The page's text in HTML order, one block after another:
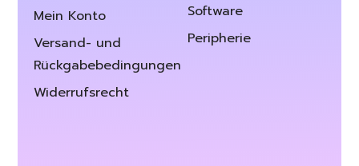
Mein Konto
Versand- und
Rückgabebedingungen
Widerrufsrecht
Software
Peripherie